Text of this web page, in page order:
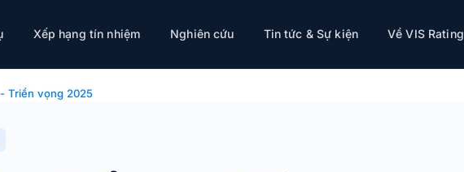
Xếp hạng tín nhiệm Nghiên cứu Tin tức & Sự kiện Về VIS Rating
Triển vọng 2025